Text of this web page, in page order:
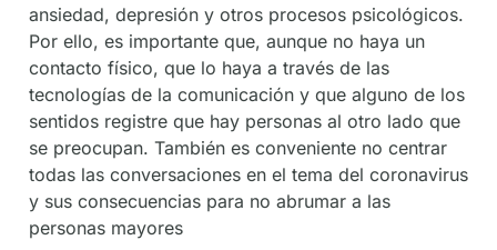
ansiedad, depresión y otros procesos psicológicos.
Por ello, es importante que, aunque no haya un
contacto físico, que lo haya a través de las
tecnologías de la comunicación y que alguno de los
sentidos registre que hay personas al otro lado que
se preocupan. También es conveniente no centrar
todas las conversaciones en el tema del coronavirus
y sus consecuencias para no abrumar a las
personas mayores